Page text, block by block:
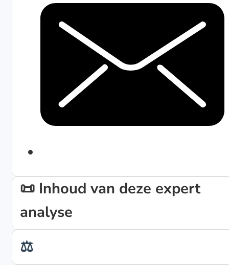
📜 Inhoud van deze expert
analyse
⚖️